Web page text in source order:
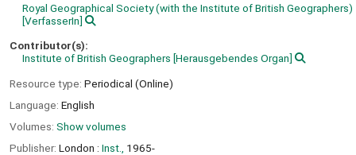
Royal Geographical Society (with the Institute of British Geographers)
[VerfasserIn]
Contributor(s):
Institute of British Geographers [Herausgebendes Organ]
Resource type: Periodical (Online)
Language: English
Volumes: Show volumes
Publisher: London : Inst.,
1965-